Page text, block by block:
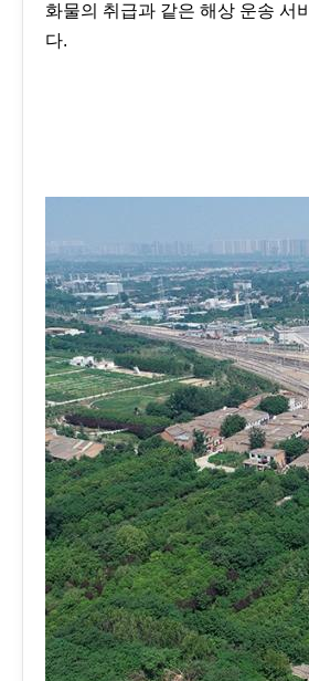
화물의 취급과 같은 해상 운송 서
다.